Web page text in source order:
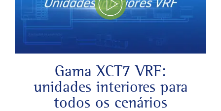
Play Video
Gama XCT7 VRF:
unidades interiores para
todos os cenários